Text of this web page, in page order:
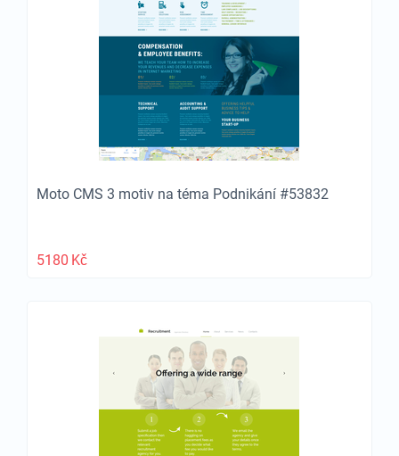
Moto CMS 3 motiv na téma Podnikání #53832
5180 Kč